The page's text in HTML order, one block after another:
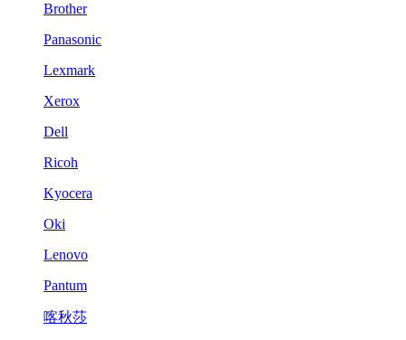
Brother
Panasonic
Lexmark
Xerox
Dell
Ricoh
Kyocera
Oki
Lenovo
Pantum
喀秋莎